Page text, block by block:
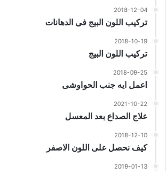
2018-12-04
تركيب اللون البيج فى الدهانات
2018-10-19
تركيب اللون البيج
2018-09-25
اعمل ايه جنب الحواوشى
2021-10-22
علاج الصداع بعد المعسل
2018-12-10
كيف نحصل على اللون الاصفر
2019-01-13